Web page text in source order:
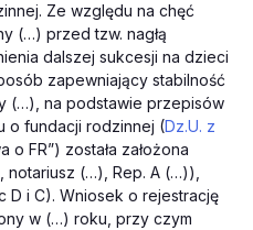
Ze względu na chęć
(…) przed tzw. nagłą
dalszej sukcesji na dzieci
zapewniający stabilność
(…), na podstawie przepisów
o fundacji rodzinnej (Dz.U. z
o FR”) została założona
notariusz (…), Rep. A (…)),
D i C). Wniosek o rejestrację
w (…) roku, przy czym